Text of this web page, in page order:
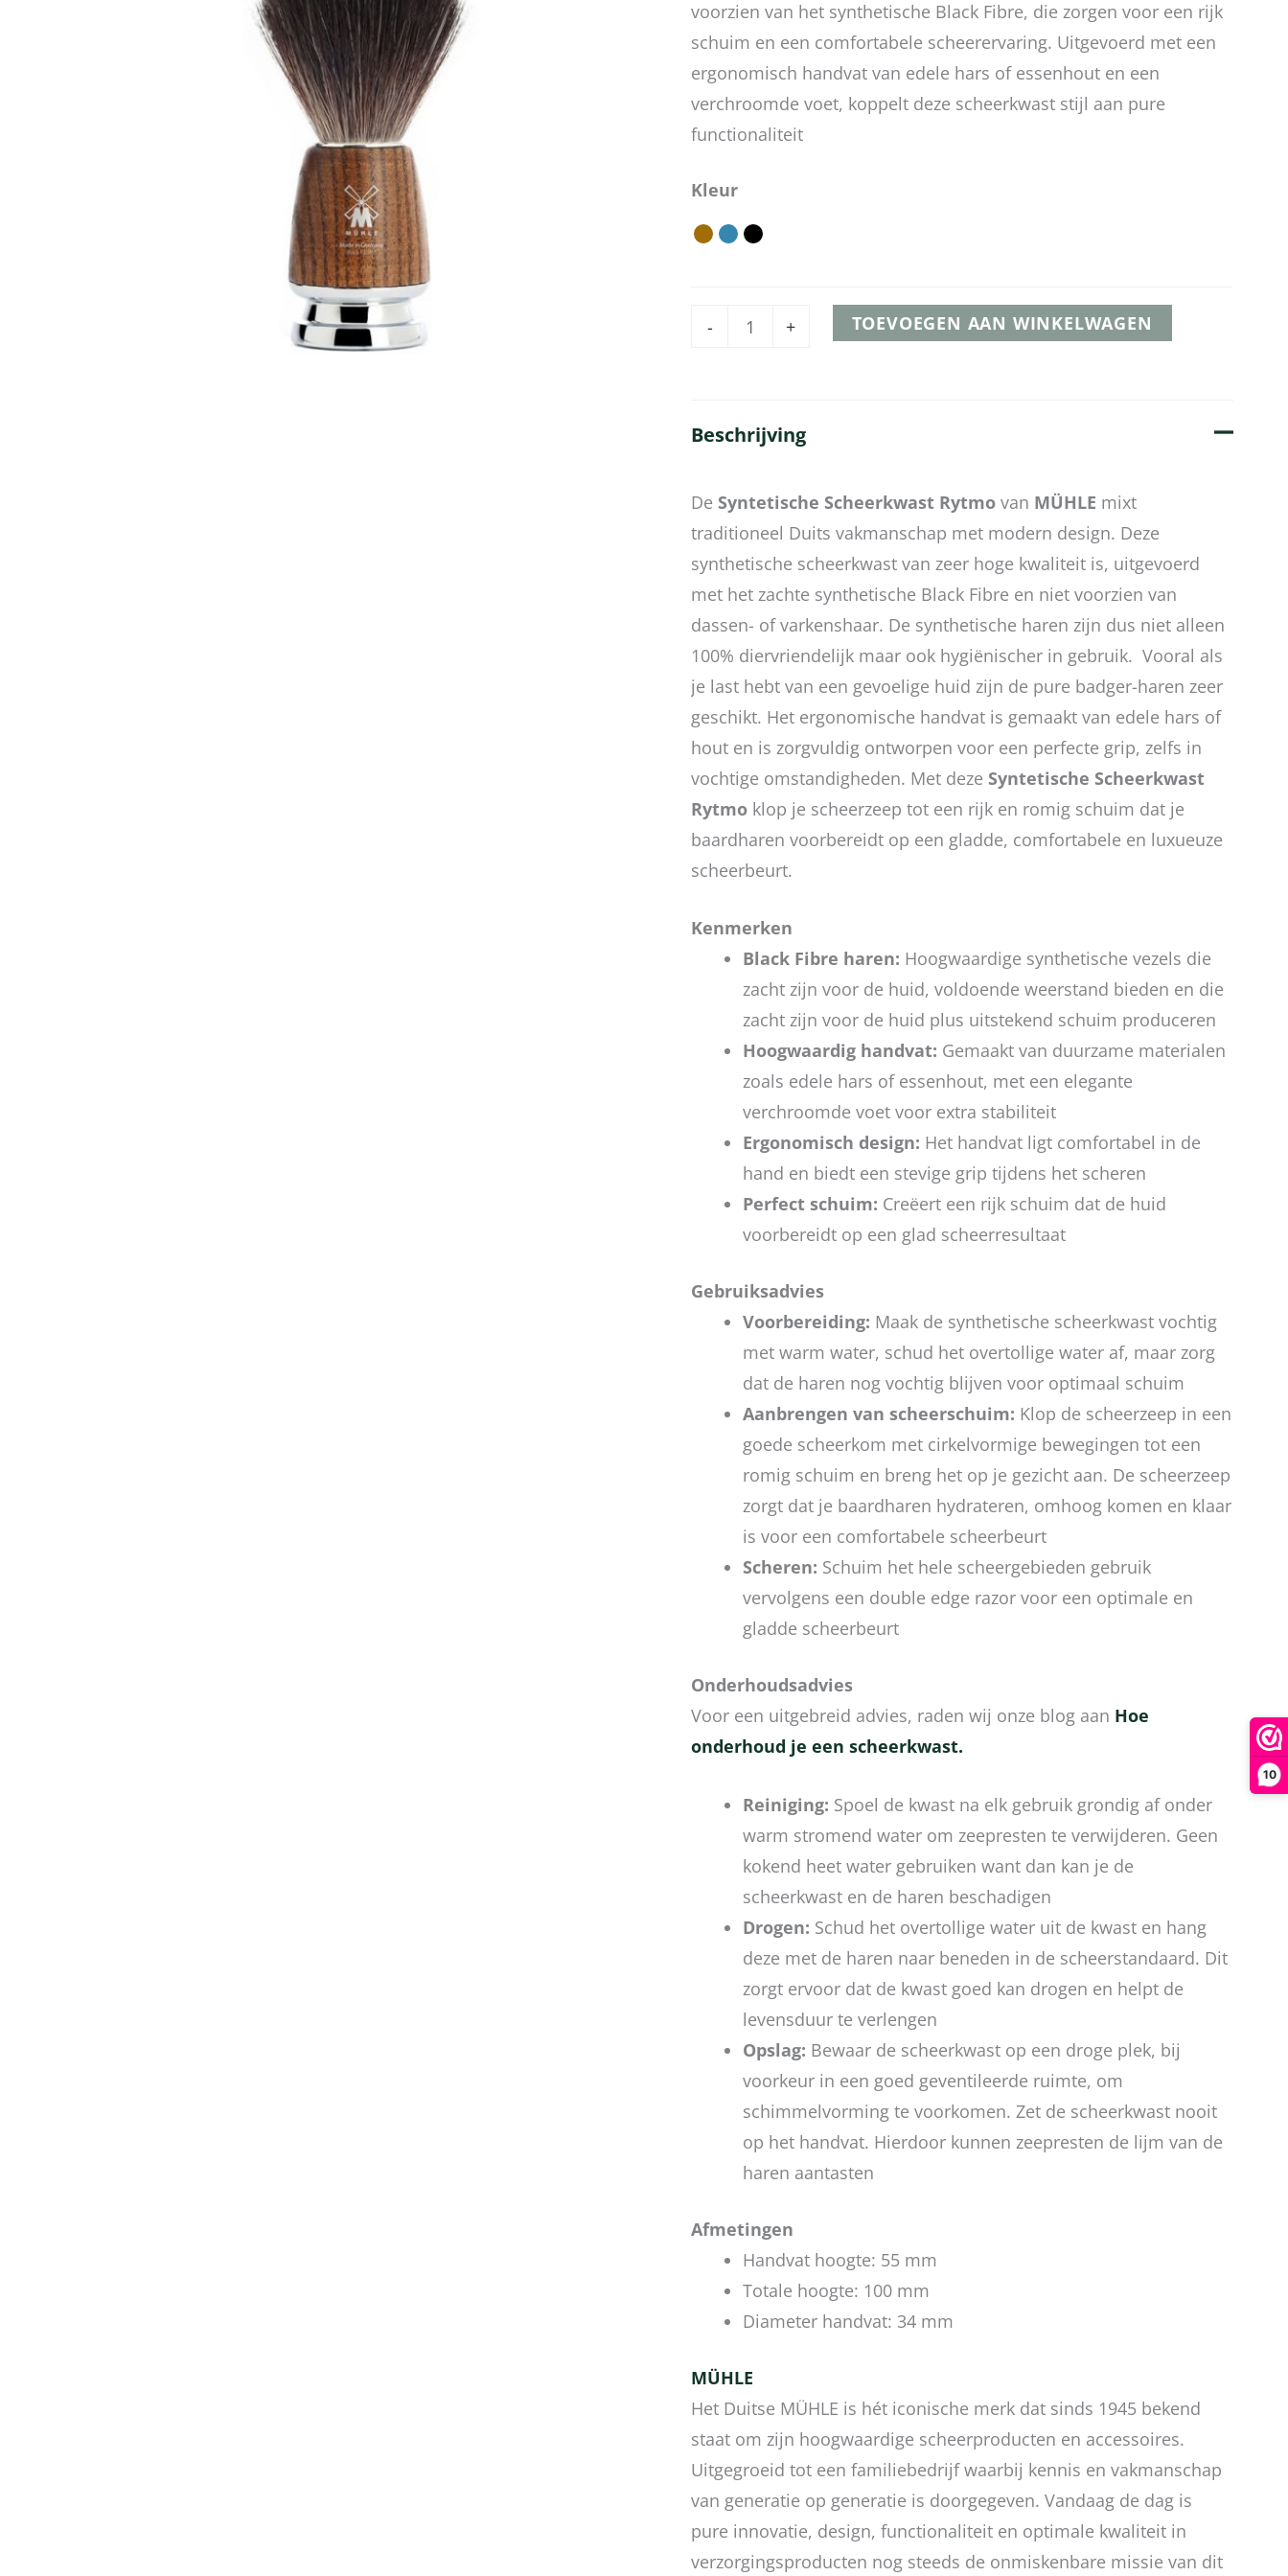
10
voorzien van het synthetische Black Fibre, die zorgen voor een rijk
schuim en een comfortabele scheerervaring. Uitgevoerd met een
ergonomisch handvat van edele hars of essenhout en een
verchroomde voet, koppelt deze scheerkwast stijl aan pure
functionaliteit
Kleur
- + TOEVOEGEN AAN WINKELWAGEN
Beschrijving
De Syntetische Scheerkwast Rytmo van MÜHLE mixt
traditioneel Duits vakmanschap met modern design. Deze
synthetische scheerkwast van zeer hoge kwaliteit is, uitgevoerd
met het zachte synthetische Black Fibre en niet voorzien van
dassen- of varkenshaar. De synthetische haren zijn dus niet alleen
100% diervriendelijk maar ook hygiënischer in gebruik. Vooral als
je last hebt van een gevoelige huid zijn de pure badger-haren zeer
geschikt. Het ergonomische handvat is gemaakt van edele hars of
hout en is zorgvuldig ontworpen voor een perfecte grip, zelfs in
vochtige omstandigheden. Met deze Syntetische Scheerkwast
Rytmo klop je scheerzeep tot een rijk en romig schuim dat je
baardharen voorbereidt op een gladde, comfortabele en luxueuze
scheerbeurt.
Kenmerken
Black Fibre haren: Hoogwaardige synthetische vezels die
zacht zijn voor de huid, voldoende weerstand bieden en die
zacht zijn voor de huid plus uitstekend schuim produceren
Hoogwaardig handvat: Gemaakt van duurzame materialen
zoals edele hars of essenhout, met een elegante
verchroomde voet voor extra stabiliteit
Ergonomisch design: Het handvat ligt comfortabel in de
hand en biedt een stevige grip tijdens het scheren
Perfect schuim: Creëert een rijk schuim dat de huid
voorbereidt op een glad scheerresultaat
Gebruiksadvies
Voorbereiding: Maak de synthetische scheerkwast vochtig
met warm water, schud het overtollige water af, maar zorg
dat de haren nog vochtig blijven voor optimaal schuim
Aanbrengen van scheerschuim: Klop de scheerzeep in een
goede scheerkom met cirkelvormige bewegingen tot een
romig schuim en breng het op je gezicht aan. De scheerzeep
zorgt dat je baardharen hydrateren, omhoog komen en klaar
is voor een comfortabele scheerbeurt
Scheren: Schuim het hele scheergebieden gebruik
vervolgens een double edge razor voor een optimale en
gladde scheerbeurt
Onderhoudsadvies
Voor een uitgebreid advies, raden wij onze blog aan Hoe
onderhoud je een scheerkwast.
Reiniging: Spoel de kwast na elk gebruik grondig af onder
warm stromend water om zeepresten te verwijderen. Geen
kokend heet water gebruiken want dan kan je de
scheerkwast en de haren beschadigen
Drogen: Schud het overtollige water uit de kwast en hang
deze met de haren naar beneden in de scheerstandaard. Dit
zorgt ervoor dat de kwast goed kan drogen en helpt de
levensduur te verlengen
Opslag: Bewaar de scheerkwast op een droge plek, bij
voorkeur in een goed geventileerde ruimte, om
schimmelvorming te voorkomen. Zet de scheerkwast nooit
op het handvat. Hierdoor kunnen zeepresten de lijm van de
haren aantasten
Afmetingen
Handvat hoogte: 55 mm
Totale hoogte: 100 mm
Diameter handvat: 34 mm
MÜHLE
Het Duitse MÜHLE is hét iconische merk dat sinds 1945 bekend
staat om zijn hoogwaardige scheerproducten en accessoires.
Uitgegroeid tot een familiebedrijf waarbij kennis en vakmanschap
van generatie op generatie is doorgegeven. Vandaag de dag is
pure innovatie, design, functionaliteit en optimale kwaliteit in
verzorgingsproducten nog steeds de onmiskenbare missie van dit